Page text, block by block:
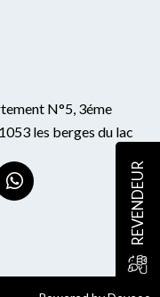
N°5, 3éme
les berges du lac
W
h
REVENDEUR